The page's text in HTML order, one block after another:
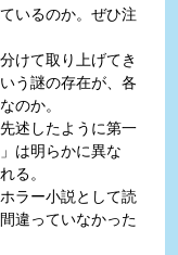
いるのか。ぜひ注
けて取り上げてき
う謎の存在が、各
のか。
述したように第一
は明らかに異な
る。
ラー小説として読
違っていなかった